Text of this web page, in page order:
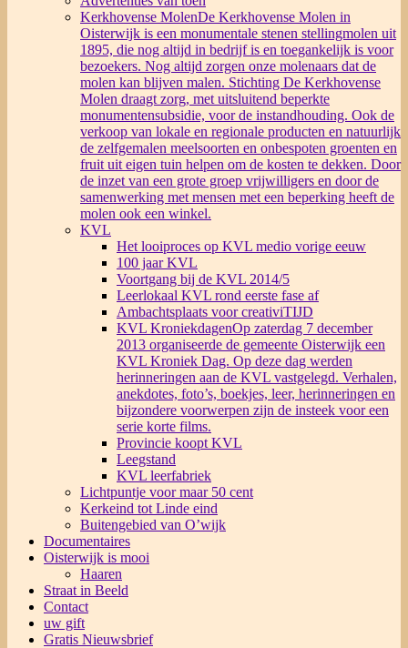
Kerkhovense MolenDe Kerkhovense Molen in
Oisterwijk is een monumentale stenen stellingmolen uit
1895, die nog altijd in bedrijf is en toegankelijk is voor
bezoekers. Nog altijd zorgen onze molenaars dat de
molen kan blijven malen. Stichting De Kerkhovense
Molen draagt zorg, met uitsluitend beperkte
monumentensubsidie, voor de instandhouding. Ook de
verkoop van lokale en regionale producten en natuurlijk
de zelfgemalen meelsoorten en onbespoten groenten en
fruit uit eigen tuin helpen om de kosten te dekken. Door
de inzet van een grote groep vrijwilligers en door de
samenwerking met mensen met een beperking heeft de
molen ook een winkel.
KVL
Het looiproces op KVL medio vorige eeuw
100 jaar KVL
Voortgang bij de KVL 2014/5
Leerlokaal KVL rond eerste fase af
Ambachtsplaats voor creativiTIJD
KVL KroniekdagenOp zaterdag 7 december
2013 organiseerde de gemeente Oisterwijk een
KVL Kroniek Dag. Op deze dag werden
herinneringen aan de KVL vastgelegd. Verhalen,
anekdotes, foto’s, boekjes, leer, herinneringen en
bijzondere voorwerpen zijn de insteek voor een
serie korte films.
Provincie koopt KVL
Leegstand
KVL leerfabriek
Lichtpuntje voor maar 50 cent
Kerkeind tot Linde eind
Buitengebied van O’wijk
Documentaires
Oisterwijk is mooi
Haaren
Straat in Beeld
Contact
uw gift
Gratis Nieuwsbrief